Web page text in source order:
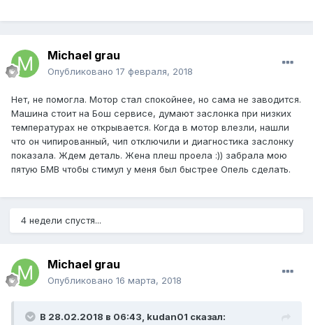
Michael grau
Опубликовано 17 февраля, 2018
Нет, не помогла. Мотор стал спокойнее, но сама не заводится.
Машина стоит на Бош сервисе, думают заслонка при низких
температурах не открывается. Когда в мотор влезли, нашли
что он чипированный, чип отключили и диагностика заслонку
показала. Ждем деталь. Жена плеш проела :)) забрала мою
пятую БМВ чтобы стимул у меня был быстрее Опель сделать.
4 недели спустя...
Michael grau
Опубликовано 16 марта, 2018
В 28.02.2018 в 06:43, kudan01 сказал: